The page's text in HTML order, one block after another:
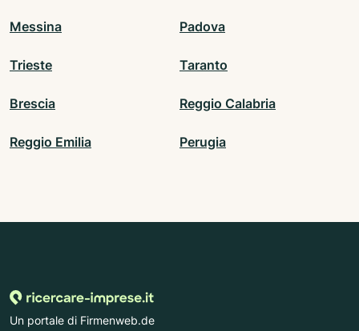
Messina Padova
Trieste Taranto
Brescia Reggio Calabria
Reggio Emilia Perugia
Un portale di Firmenweb.de